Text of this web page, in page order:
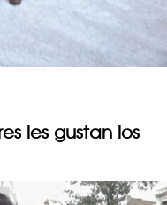
les gustan los